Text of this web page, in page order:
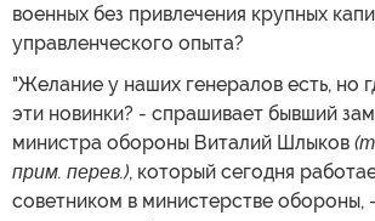
военных без привлечения крупных
управленческого опыта?
"Желание у наших генералов есть, но
эти новинки? - спрашивает бывший
министра обороны Виталий Шлыков
прим. перев.), который сегодня
советником в министерстве обороны,